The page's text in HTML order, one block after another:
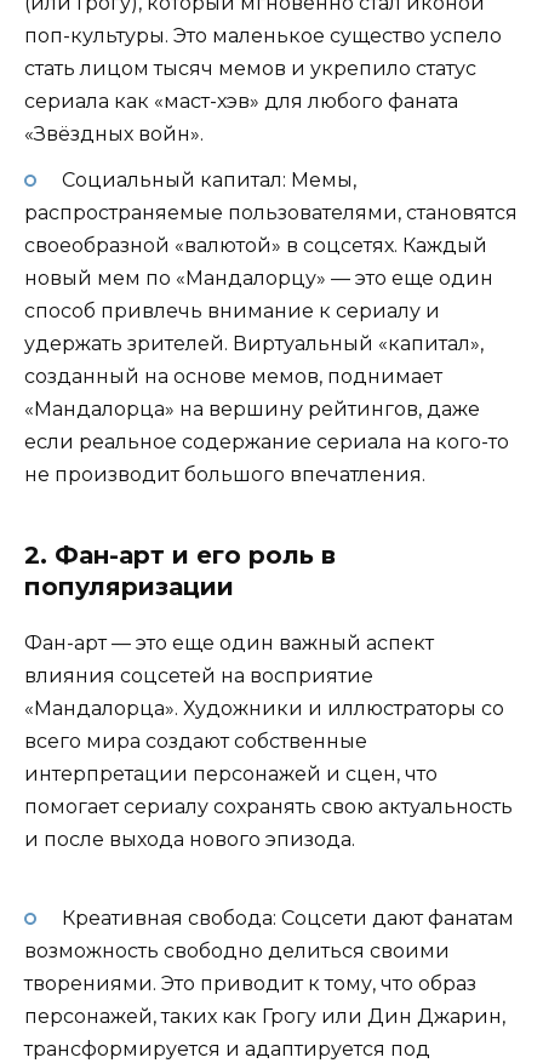
поп-культуры. Это маленькое существо успело
стать лицом тысяч мемов и укрепило статус
сериала как «маст-хэв» для любого фаната
«Звёздных войн».
Социальный капитал: Мемы,
распространяемые пользователями, становятся
своеобразной «валютой» в соцсетях. Каждый
новый мем по «Мандалорцу» — это еще один
способ привлечь внимание к сериалу и
удержать зрителей. Виртуальный «капитал»,
созданный на основе мемов, поднимает
«Мандалорца» на вершину рейтингов, даже
если реальное содержание сериала на кого-то
не производит большого впечатления.
2. Фан-арт и его роль в
популяризации
Фан-арт — это еще один важный аспект
влияния соцсетей на восприятие
«Мандалорца». Художники и иллюстраторы со
всего мира создают собственные
интерпретации персонажей и сцен, что
помогает сериалу сохранять свою актуальность
и после выхода нового эпизода.
Креативная свобода: Соцсети дают фанатам
возможность свободно делиться своими
творениями. Это приводит к тому, что образ
персонажей, таких как Грогу или Дин Джарин,
трансформируется и адаптируется под